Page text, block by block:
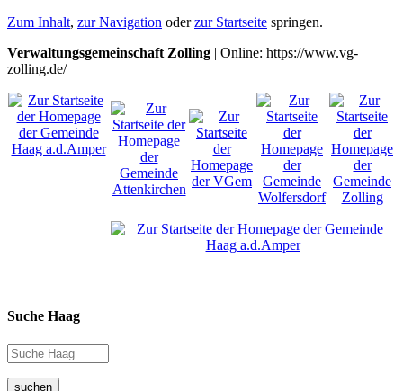
Zum Inhalt, zur Navigation oderzur Startseite springen.
Verwaltungsgemeinschaft Zolling | Online: https://www.vg-
zolling.de/
Suche Haag
suchen